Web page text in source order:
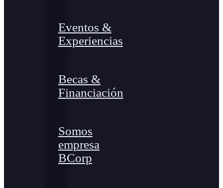
Eventos &
Experiencias
Becas &
Financiación
Somos
empresa
BCorp